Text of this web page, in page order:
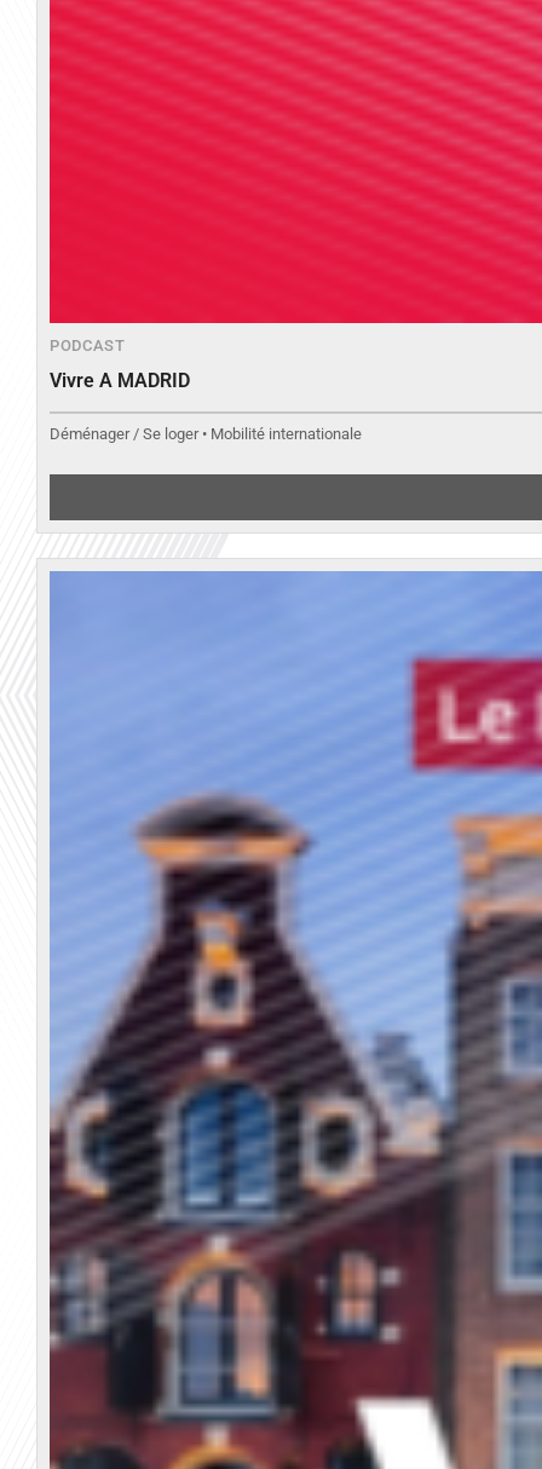
PODCAST
Vivre A MADRID
Déménager / Se loger • Mobilité internationale